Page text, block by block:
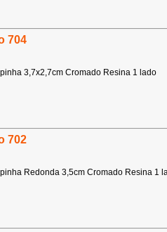
704
3,7x2,7cm Cromado Resina 1 lado
702
Redonda 3,5cm Cromado Resina 1